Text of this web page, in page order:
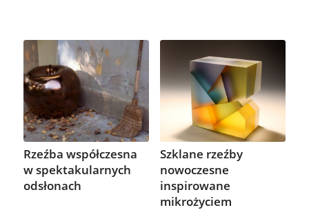
Rzeźba współczesna
w spektakularnych
odsłonach
Szklane rzeźby
nowoczesne
inspirowane
mikrożyciem